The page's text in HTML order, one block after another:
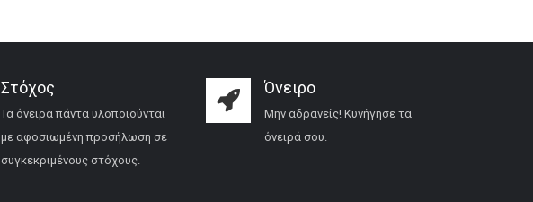
Στόχος
Τα όνειρα πάντα υλοποιούνται
με αφοσιωμένη προσήλωση σε
συγκεκριμένους στόχους.
Όνειρο
Μην αδρανείς! Κυνήγησε τα
όνειρά σου.